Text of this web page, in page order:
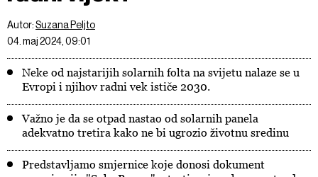
Autor:Suzana Peljto
04. maj 2024, 09:01
Neke od najstarijih solarnih folta na svijetu nalaze se u
Evropi i njihov radni vek ističe 2030.
Važno je da se otpad nastao od solarnih panela
adekvatno tretira kako ne bi ugrozio životnu sredinu
Predstavljamo smjernice koje donosi dokument